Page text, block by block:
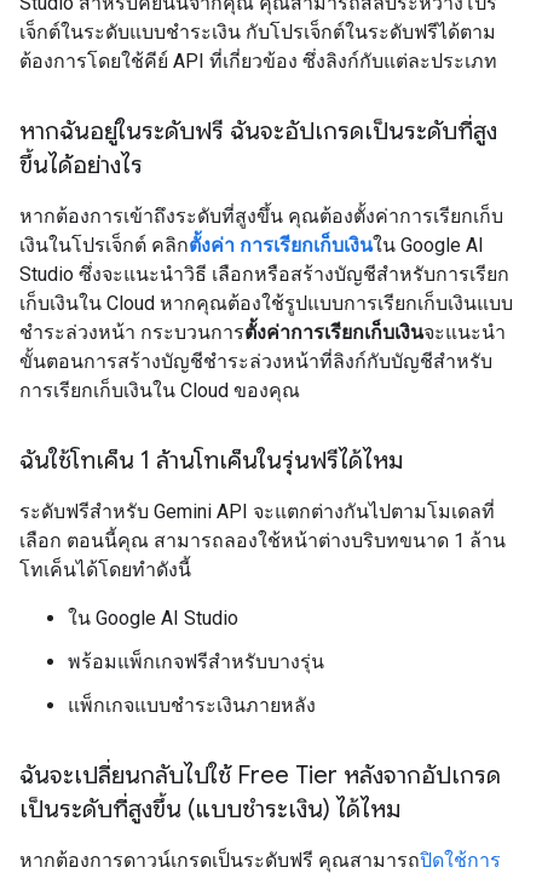
เจ็กต์ในระดับแบบชำระเงิน กับโปรเจ็กต์ในระดับฟรีได้ตาม
ต้องการโดยใช้คีย์ API ที่เกี่ยวข้อง ซึ่งลิงก์กับแต่ละประเภท
หากฉันอยู่ในระดับฟรี ฉันจะอัปเกรดเป็นระดับที่สูง
ขึ้นได้อย่างไร
หากต้องการเข้าถึงระดับที่สูงขึ้น คุณต้องตั้งค่าการเรียกเก็บ
เงินในโปรเจ็กต์ คลิกตั้งค่า การเรียกเก็บเงินใน Google AI
Studio ซึ่งจะแนะนำวิธี เลือกหรือสร้างบัญชีสำหรับการเรียก
เก็บเงินใน Cloud หากคุณต้องใช้รูปแบบการเรียกเก็บเงินแบบ
ชำระล่วงหน้า กระบวนการตั้งค่าการเรียกเก็บเงินจะแนะนำ
ขั้นตอนการสร้างบัญชีชำระล่วงหน้าที่ลิงก์กับบัญชีสำหรับ
การเรียกเก็บเงินใน Cloud ของคุณ
ฉันใช้โทเค็น 1 ล้านโทเค็นในรุ่นฟรีได้ไหม
ระดับฟรีสำหรับ Gemini API จะแตกต่างกันไปตามโมเดลที่
เลือก ตอนนี้คุณ สามารถลองใช้หน้าต่างบริบทขนาด 1 ล้าน
โทเค็นได้โดยทำดังนี้
ใน Google AI Studio
พร้อมแพ็กเกจฟรีสำหรับบางรุ่น
แพ็กเกจแบบชำระเงินภายหลัง
ฉันจะเปลี่ยนกลับไปใช้ Free Tier หลังจากอัปเกรด
เป็นระดับที่สูงขึ้น (แบบชำระเงิน) ได้ไหม
หากต้องการดาวน์เกรดเป็นระดับฟรี คุณสามารถปิดใช้การ